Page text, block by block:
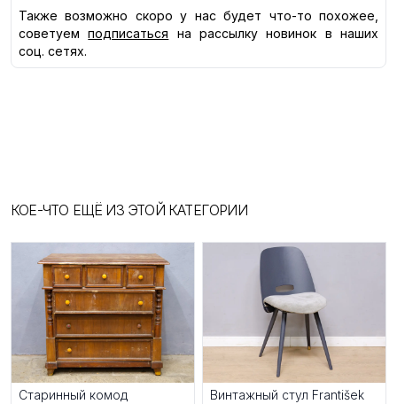
Также возможно скоро у нас будет что-то похожее,
советуем
подписаться
на рассылку новинок в наших
соц. сетях.
КОЕ-ЧТО ЕЩЁ ИЗ ЭТОЙ КАТЕГОРИИ
Старинный комод
Винтажный стул František